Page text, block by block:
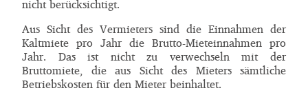
Aus Sicht des Vermieters sind die Einnahmen der
Kaltmiete pro Jahr die Brutto-Mieteinnahmen pro
Jahr. Das ist nicht zu verwechseln mit der
Bruttomiete, die aus Sicht des Mieters sämtliche
Betriebskosten für den Mieter beinhaltet.